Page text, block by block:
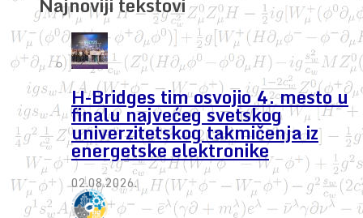
H-Bridges tim osvojio 4. mesto u
finalu najvećeg svetskog
univerzitetskog takmičenja iz
energetske elektronike
02.08.2026.